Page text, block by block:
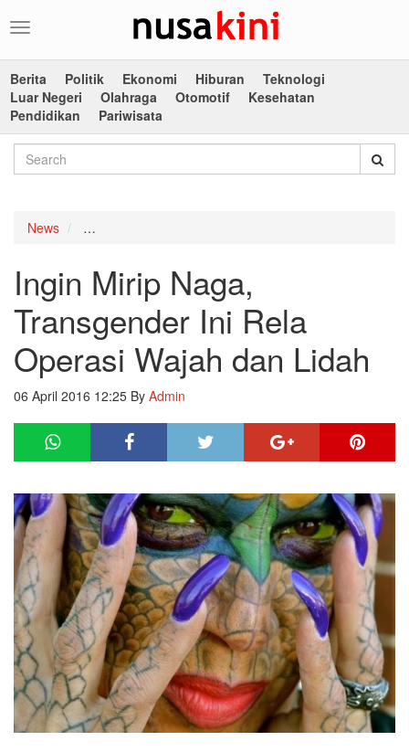
Toggle
Berita
Politik Ekonomi Hiburan
Teknologi
Luar Negeri
Olahraga Otomotif
Kesehatan
Pendidikan
Pariwisata
News
Ingin Mirip Naga,
Transgender Ini Rela
Operasi Wajah dan Lidah
06 April 2016 12:25 By Admin